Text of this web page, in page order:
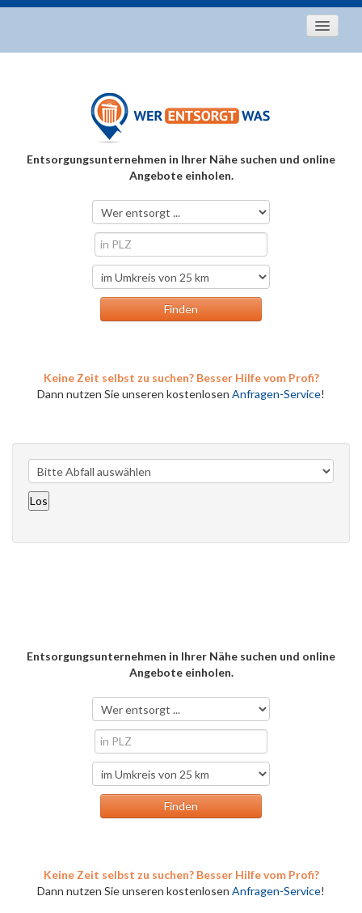
Entsorgungstipps
Über uns
Entsorgungsunternehmen in Ihrer Nähe suchen und online
Angebote einholen.
Keine Zeit selbst zu suchen? Besser Hilfe vom Profi?
Dann nutzen Sie unseren kostenlosen Anfragen-Service!
Entsorgungsunternehmen in Ihrer Nähe suchen und online
Angebote einholen.
Keine Zeit selbst zu suchen? Besser Hilfe vom Profi?
Dann nutzen Sie unseren kostenlosen Anfragen-Service!